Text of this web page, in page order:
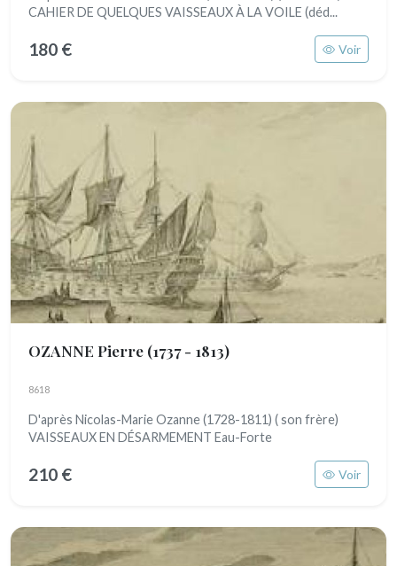
CAHIER DE QUELQUES VAISSEAUX À LA VOILE (déd...
180 € Voir
OZANNE Pierre (1737 - 1813)
8618
D'après Nicolas-Marie Ozanne (1728-1811) ( son frère)
VAISSEAUX EN DÉSARMEMENT Eau-Forte
210 € Voir